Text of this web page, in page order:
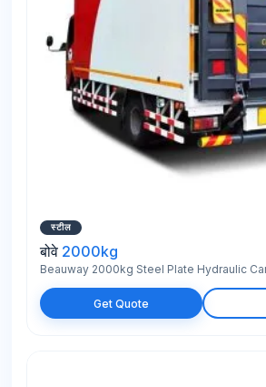
स्टील
बोवे 2000kg
Beauway 2000kg Steel Plate Hydraulic
Get Quote